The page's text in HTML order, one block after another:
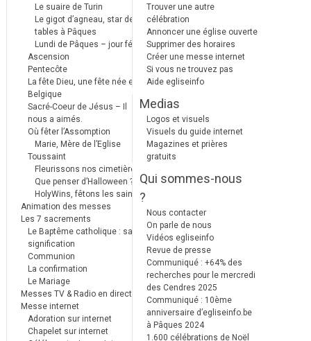
Le suaire de Turin
Le gigot d’agneau, star des
tables à Pâques
Lundi de Pâques – jour férié
Ascension
Pentecôte
La fête Dieu, une fête née en
Belgique
Sacré-Coeur de Jésus – Il
nous a aimés.
Où fêter l’Assomption
Marie, Mère de l’Eglise
Toussaint
Fleurissons nos cimetières
Que penser d’Halloween ?
HolyWins, fêtons les saints !
Animation des messes
Les 7 sacrements
Le Baptême catholique : sa
signification
Communion
La confirmation
Le Mariage
Messes TV & Radio en direct
Messe internet
Adoration sur internet
Chapelet sur internet
Trouver une autre
célébration
Annoncer une église ouverte
Supprimer des horaires
Créer une messe internet
Si vous ne trouvez pas
Aide egliseinfo
Medias
Logos et visuels
Visuels du guide internet
Magazines et prières
gratuits
Qui sommes-nous
?
Nous contacter
On parle de nous
Vidéos egliseinfo
Revue de presse
Communiqué : +64% des
recherches pour le mercredi
des Cendres 2025
Communiqué : 10ème
anniversaire d’egliseinfo.be
à Pâques 2024
1.600 célébrations de Noël